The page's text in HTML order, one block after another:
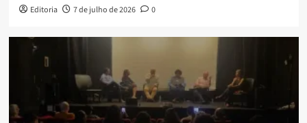
Editoria 7 de julho de 2026 0